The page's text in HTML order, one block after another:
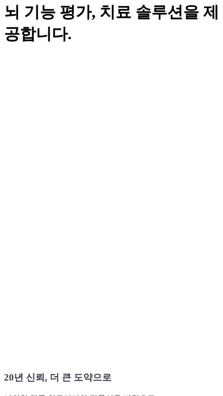
뇌 기능 평가, 치료 솔루션을 제
공합니다.
20년 신뢰, 더 큰 도약으로